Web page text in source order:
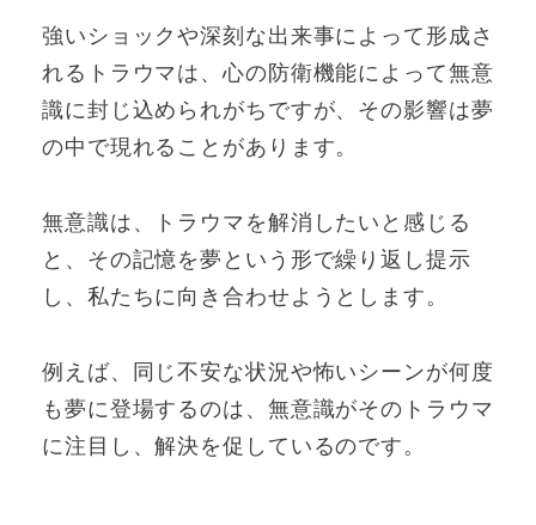
強いショックや深刻な出来事によって形成さ
れるトラウマは、心の防衛機能によって無意
識に封じ込められがちですが、その影響は夢
の中で現れることがあります。
無意識は、トラウマを解消したいと感じる
と、その記憶を夢という形で繰り返し提示
し、私たちに向き合わせようとします。
例えば、同じ不安な状況や怖いシーンが何度
も夢に登場するのは、無意識がそのトラウマ
に注目し、解決を促しているのです。